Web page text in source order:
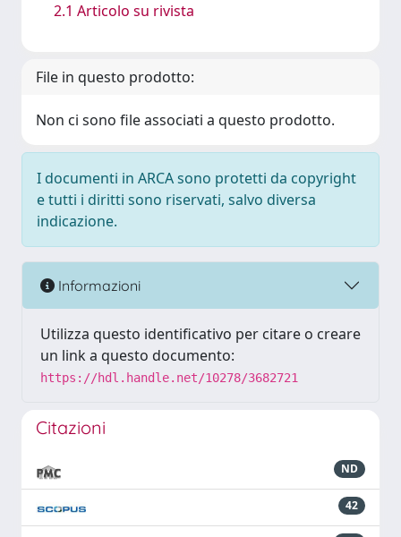
2.1 Articolo su rivista
File in questo prodotto:
Non ci sono file associati a questo prodotto.
I documenti in ARCA sono protetti da copyright
e tutti i diritti sono riservati, salvo diversa
indicazione.
Informazioni
Utilizza questo identificativo per citare o creare
un link a questo documento:
https://hdl.handle.net/10278/3682721
Citazioni
ND
42